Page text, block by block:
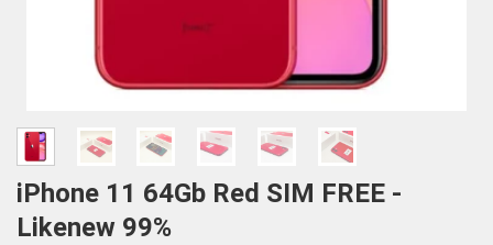
iPhone 11 64Gb Red SIM FREE -
Likenew 99%